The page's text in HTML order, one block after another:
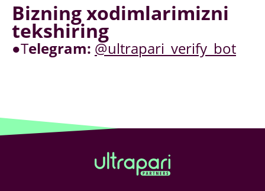
Bizning xodimlarimizni
tekshiring
●Telegram: @ultrapari_verify_bot